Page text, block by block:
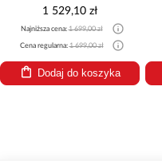
1 529,10 zł
Najniższa cena:1 699,00 zł
Cena regularna:1 699,00 zł
Dodaj do koszyka